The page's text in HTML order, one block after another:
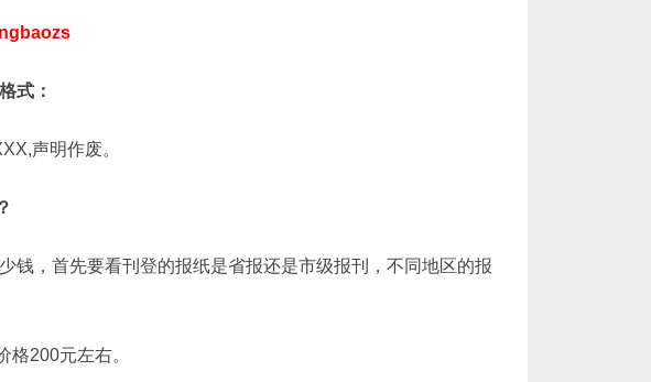
式：
声明作废。
钱，首先要看刊登的报纸是省报还是市级报刊，不同地区的报
200元左右。